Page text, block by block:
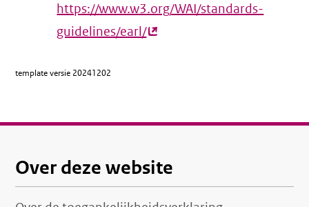
https://www.w3.org/WAI/standards-
guidelines/earl/(externe
template versie 20241202
Over deze website